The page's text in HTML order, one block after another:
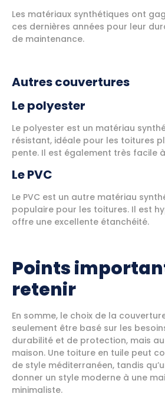
Les matériaux synthétiques ont
ces dernières années pour leur
de maintenance.
Autres couvertures
Le polyester
Le polyester est un matériau
résistant, idéale pour les toitures
pente. Il est également très facile
Le PVC
Le PVC est un autre matériau
populaire pour les toitures. Il est
offre une excellente étanchéité.
Points
retenir
En somme, le choix de la
seulement être basé sur les
durabilité et de protection, mais
maison. Une toiture en tuile peut
de style méditerranéen, tandis
donner un style moderne à une
minimaliste.